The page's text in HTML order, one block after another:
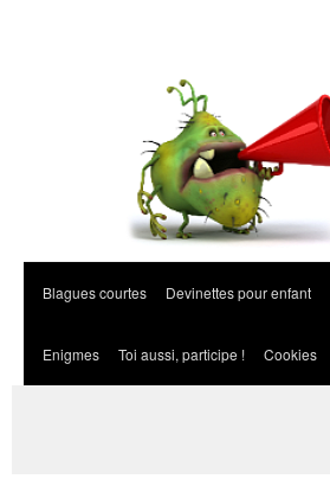
Blagues courtes Devinettes pour enfant
Enigmes Toi aussi, participe ! Cookies